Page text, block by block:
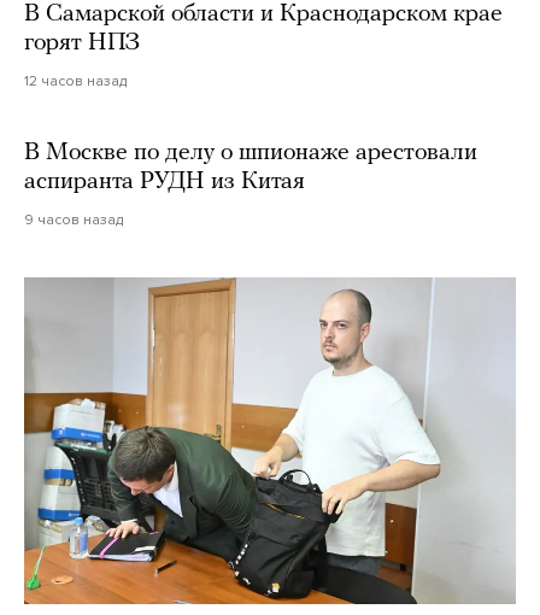
В Самарской области и Краснодарском крае
горят НПЗ
12 часов назад
В Москве по делу о шпионаже арестовали
аспиранта РУДН из Китая
9 часов назад